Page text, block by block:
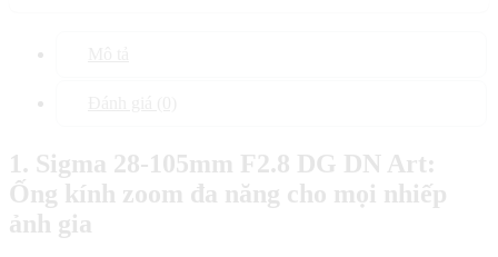
1. Sigma 28-105mm F2.8 DG DN Art:
Ống kính zoom đa năng cho mọi nhiếp
ảnh gia